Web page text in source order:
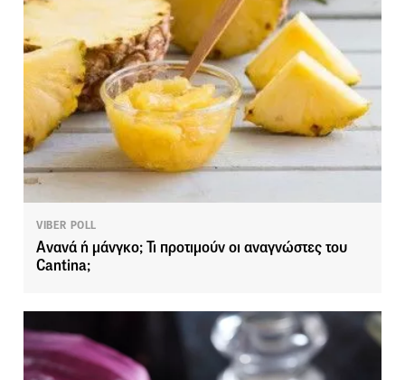
VIBER POLL
Ανανά ή μάνγκο; Τι προτιμούν οι αναγνώστες του
Cantina;